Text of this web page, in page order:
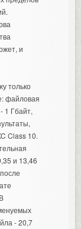
и
только
файловая
1 Гбайт,
Class 10.
и 13,46
- 20,7